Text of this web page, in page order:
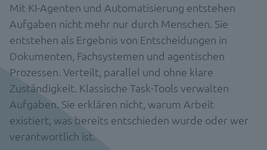
Mit KI-Agenten und Automatisierung entstehen
Aufgaben nicht mehr nur durch Menschen. Sie
entstehen als Ergebnis von Entscheidungen in
Dokumenten, Fachsystemen und agentischen
Prozessen. Verteilt, parallel und ohne klare
Zuständigkeit. Klassische Task-Tools verwalten
Aufgaben. Sie erklären nicht, warum Arbeit
existiert, was bereits entschieden wurde oder wer
verantwortlich ist.